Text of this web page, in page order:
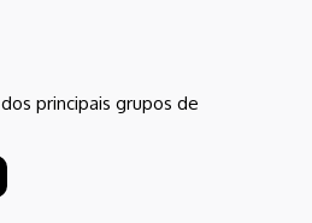
principais grupos de